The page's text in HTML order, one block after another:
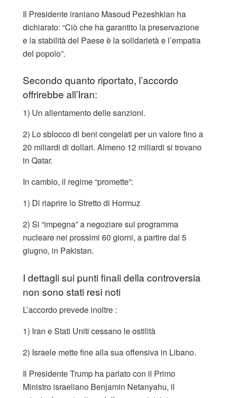
Il Presidente iraniano Masoud Pezeshkian ha
dichiarato: “Ciò che ha garantito la preservazione
e la stabilità del Paese è la solidarietà e l’empatia
del popolo”.
Secondo quanto riportato, l’accordo
offrirebbe all’Iran:
1) Un allentamento delle sanzioni.
2) Lo sblocco di beni congelati per un valore fino a
20 miliardi di dollari. Almeno 12 miliardi si trovano
in Qatar.
In cambio, il regime “promette”:
1) Di riaprire lo Stretto di Hormuz
2) Si “impegna” a negoziare sul programma
nucleare nei prossimi 60 giorni, a partire dal 5
giugno, in Pakistan.
I dettagli sui punti finali della controversia
non sono stati resi noti
L’accordo prevede inoltre :
1) Iran e Stati Uniti cessano le ostilità
2) Israele mette fine alla sua offensiva in Libano.
Il Presidente Trump ha parlato con il Primo
Ministro israeliano Benjamin Netanyahu, il